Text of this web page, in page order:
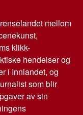
mellom
klikk-
hendelser og
i Innlandet, og
som blir
av sin